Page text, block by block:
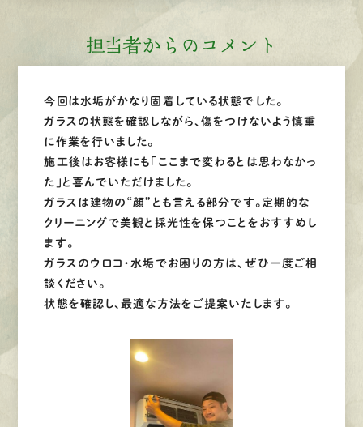
担当者からのコメント
今回は水垢がかなり固着している状態でした。
ガラスの状態を確認しながら、傷をつけないよう慎重
に作業を行いました。
施工後はお客様にも「ここまで変わるとは思わなかっ
た」と喜んでいただけました。
ガラスは建物の“顔”とも言える部分です。定期的な
クリーニングで美観と採光性を保つことをおすすめし
ます。
ガラスのウロコ・水垢でお困りの方は、ぜひ一度ご相
談ください。
状態を確認し、最適な方法をご提案いたします。